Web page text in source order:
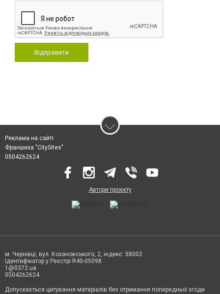
Відправити
Реклама на сайті
Франшиза "CitySites"
0504262624
Автори проєкту
м. Чернівці, вул. Кохановського, 2, індекс: 58002
Ідентифікатор у Реєстрі R40-05098
1@0372.ua
0504262624
Допускається цитування матеріалів без отримання попередньої згоди